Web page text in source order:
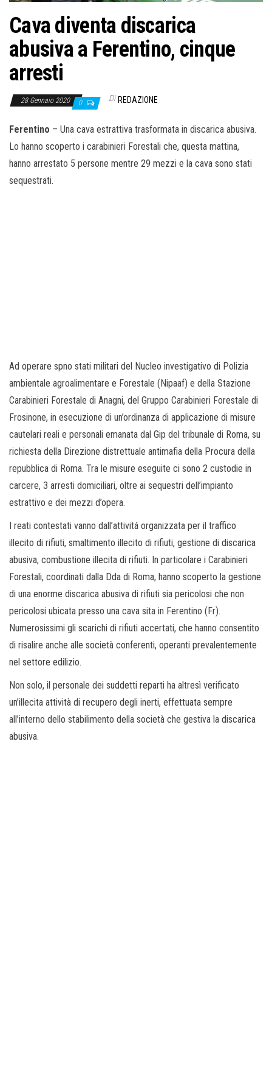
Cava diventa discarica
abusiva a Ferentino, cinque
arresti
28 Gennaio 2020 0 Di REDAZIONE
Ferentino – Una cava estrattiva trasformata in discarica abusiva.
Lo hanno scoperto i carabinieri Forestali che, questa mattina,
hanno arrestato 5 persone mentre 29 mezzi e la cava sono stati
sequestrati.
Ad operare spno stati militari del Nucleo investigativo di Polizia
ambientale agroalimentare e Forestale (Nipaaf) e della Stazione
Carabinieri Forestale di Anagni, del Gruppo Carabinieri Forestale di
Frosinone, in esecuzione di un’ordinanza di applicazione di misure
cautelari reali e personali emanata dal Gip del tribunale di Roma, su
richiesta della Direzione distrettuale antimafia della Procura della
repubblica di Roma. Tra le misure eseguite ci sono 2 custodie in
carcere, 3 arresti domiciliari, oltre ai sequestri dell’impianto
estrattivo e dei mezzi d’opera.
I reati contestati vanno dall’attivitá organizzata per il traffico
illecito di rifiuti, smaltimento illecito di rifiuti, gestione di discarica
abusiva, combustione illecita di rifiuti. In particolare i Carabinieri
Forestali, coordinati dalla Dda di Roma, hanno scoperto la gestione
di una enorme discarica abusiva di rifiuti sia pericolosi che non
pericolosi ubicata presso una cava sita in Ferentino (Fr).
Numerosissimi gli scarichi di rifiuti accertati, che hanno consentito
di risalire anche alle società conferenti, operanti prevalentemente
nel settore edilizio.
Non solo, il personale dei suddetti reparti ha altresì verificato
un’illecita attività di recupero degli inerti, effettuata sempre
all’interno dello stabilimento della società che gestiva la discarica
abusiva.